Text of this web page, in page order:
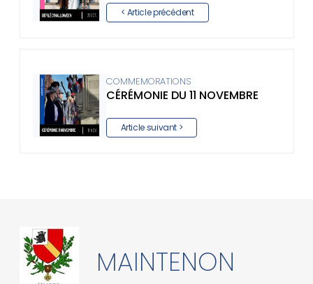
< Article précédent
COMMEMORATIONS
CÉRÉMONIE DU 11 NOVEMBRE
Article suivant >
MAINTENON